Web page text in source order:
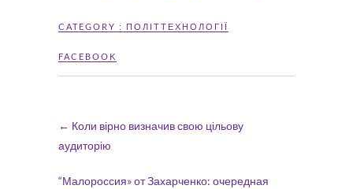
CATEGORY : ПОЛІТТЕХНОЛОГІЇ
FACEBOOK
← Коли вірно визначив свою цільову
аудиторію
“Малороссия» от Захарченко: очередная